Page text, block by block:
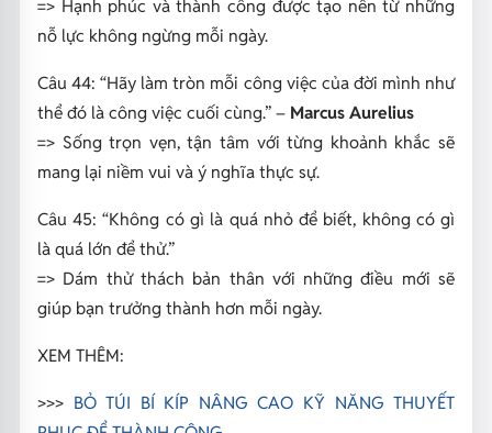
=> Hạnh phúc và thành công được tạo nên từ những
nỗ lực không ngừng mỗi ngày.
Câu 44:“Hãy làm tròn mỗi công việc của đời mình như
thể đó là công việc cuối cùng.”–Marcus Aurelius
=> Sống trọn vẹn, tận tâm với từng khoảnh khắc sẽ
mang lại niềm vui và ý nghĩa thực sự.
Câu 45:“Không có gì là quá nhỏ để biết, không có gì
là quá lớn để thử.”
=> Dám thử thách bản thân với những điều mới sẽ
giúp bạn trưởng thành hơn mỗi ngày.
XEM THÊM:
>>> BỎ TÚI BÍ KÍP NÂNG CAO KỸ NĂNG THUYẾT